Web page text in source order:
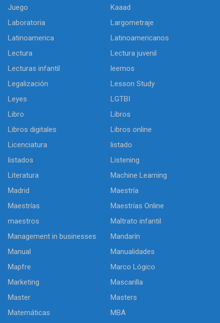
Juego
Kaaad
Laboratoria
Largometraje
Latinoamerica
Latinoamericanos
Lectura
Lectura juvenil
Lecturas infantil
leemos
Legalización
Lesson Study
Leyes
LGTBI
Libro
Libros
Libros digitales
Libros online
Licenciatura
listado
listados
Listening
Literatura
Machine Learning
Madrid
Maestría
Maestrías
Maestrías Online
maestros
Maltrato infantil
Management in businesses
Mandarín
Manual
Manualidades
Mapfre
Marco Lógico
Marketing
Mascarilla
Master
Masters
Matemáticas
MBA